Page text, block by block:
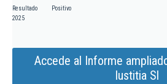
Resultado
2025
Positivo
Accede al Informe
Iustitia Sl